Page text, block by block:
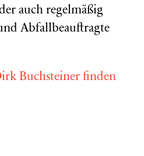
auch regelmäßig
Abfallbeauftragte
Buchsteiner finden